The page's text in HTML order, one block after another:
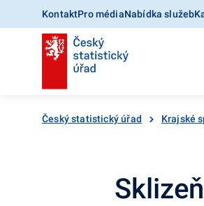
KontaktPro médiaNabídka služeb
Český statistický úřad Krajské